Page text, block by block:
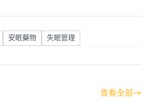
安眠藥物 失眠管理
查看全部→